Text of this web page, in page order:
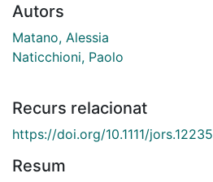
Autors
Matano, Alessia
Naticchioni, Paolo
Recurs relacionat
https://doi.org/10.1111/jors.12235
Resum